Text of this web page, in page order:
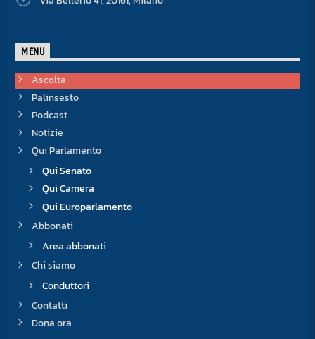
MENU
Ascolta
Palinsesto
Podcast
Notizie
Qui Parlamento
Qui Senato
Qui Camera
Qui Europarlamento
Abbonati
Area abbonati
Chi siamo
Conduttori
Contatti
Dona ora